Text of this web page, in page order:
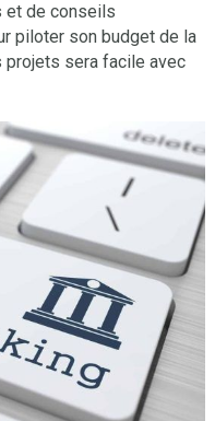
et de conseils
piloter son budget de la
sera facile avec